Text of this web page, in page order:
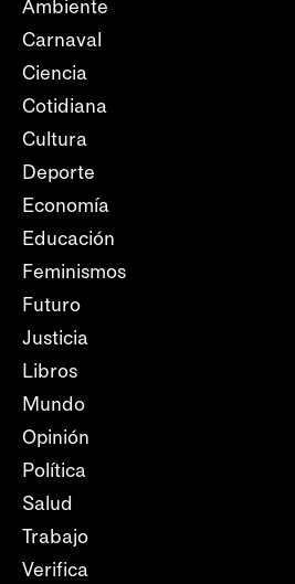
Ambiente
Carnaval
Ciencia
Cotidiana
Cultura
Deporte
Economía
Educación
Feminismos
Futuro
Justicia
Libros
Mundo
Opinión
Política
Salud
Trabajo
Verifica